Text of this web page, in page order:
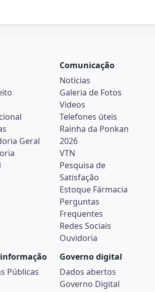
Geral
Comunicação
Noticias
Galeria de Fotos
Videos
Telefones úteis
Rainha da Ponkan
2026
VTN
Pesquisa de
Satisfação
Estoque Fármacia
Perguntas
Frequentes
Redes Sociais
Ouvidoria
informação
Públicas
Governo digital
Dados abertos
Governo Digital